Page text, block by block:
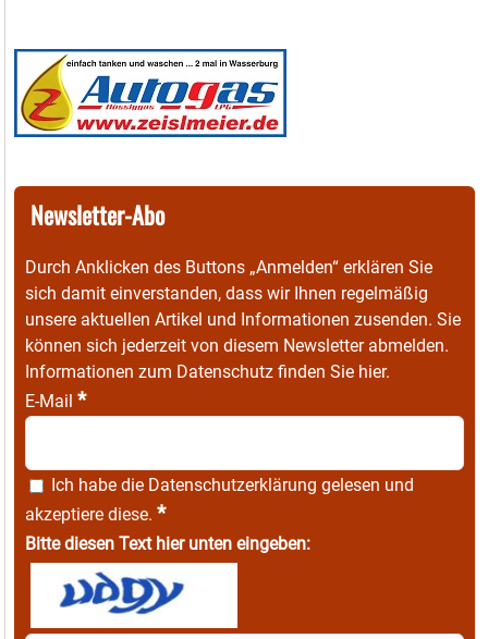
Newsletter-Abo
Durch Anklicken des Buttons „Anmelden“ erklären Sie
sich damit einverstanden, dass wir Ihnen regelmäßig
unsere aktuellen Artikel und Informationen zusenden. Sie
können sich jederzeit von diesem Newsletter abmelden.
Informationen zum Datenschutz finden Sie hier.
E-Mail *
Ich habe die Datenschutzerklärung gelesen und
akzeptiere diese. *
Bitte diesen Text hier unten eingeben: